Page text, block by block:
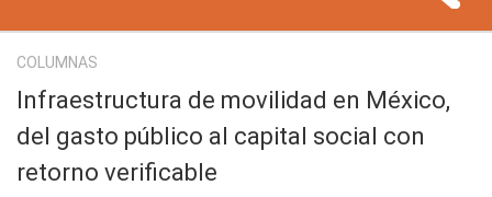
COLUMNAS
Infraestructura de movilidad en México,
del gasto público al capital social con
retorno verificable